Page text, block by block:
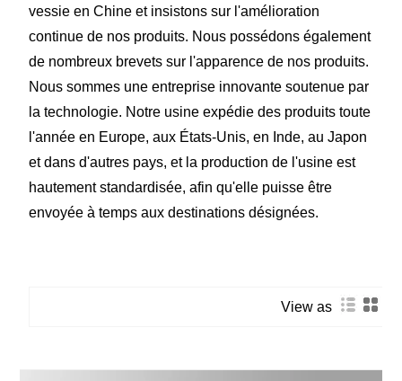
vessie en Chine et insistons sur l'amélioration
continue de nos produits. Nous possédons également
de nombreux brevets sur l'apparence de nos produits.
Nous sommes une entreprise innovante soutenue par
la technologie. Notre usine expédie des produits toute
l'année en Europe, aux États-Unis, en Inde, au Japon
et dans d'autres pays, et la production de l'usine est
hautement standardisée, afin qu'elle puisse être
envoyée à temps aux destinations désignées.
View as